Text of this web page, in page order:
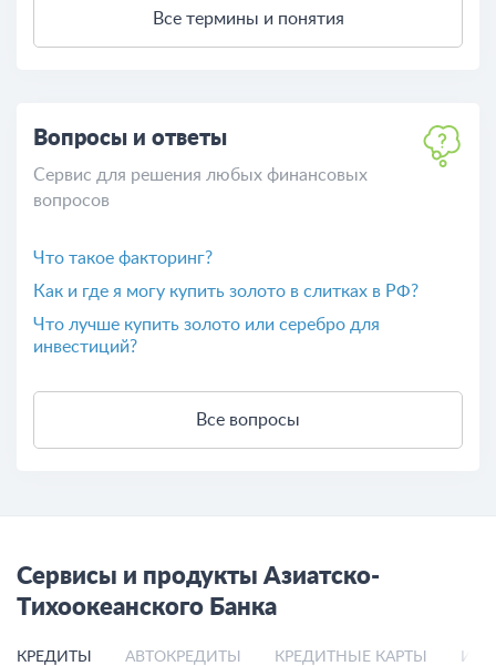
Все термины и понятия
Вопросы и ответы
Сервис для решения любых финансовых
вопросов
Что такое факторинг?
Как и где я могу купить золото в слитках в РФ?
Что лучше купить золото или серебро для
инвестиций?
Все вопросы
Сервисы и продукты Азиатско-
Тихоокеанского Банка
КРЕДИТЫ АВТОКРЕДИТЫ КРЕДИТНЫЕ КАРТЫ